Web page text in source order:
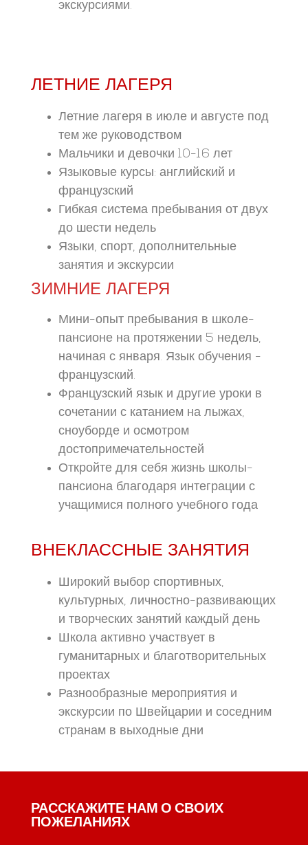
экскурсиями.
ЛЕТНИЕ ЛАГЕРЯ
Летние лагеря в июле и августе под
тем же руководством
Мальчики и девочки 10-16 лет
Языковые курсы: английский и
французский
Гибкая система пребывания от двух
до шести недель
Языки, спорт, дополнительные
занятия и экскурсии
ЗИМНИЕ ЛАГЕРЯ
Мини-опыт пребывания в школе-
пансионе на протяжении 5 недель,
начиная с января. Язык обучения -
французский.
Французский язык и другие уроки в
сочетании с катанием на лыжах,
сноуборде и осмотром
достопримечательностей
Откройте для себя жизнь школы-
пансиона благодаря интеграции с
учащимися полного учебного года
ВНЕКЛАССНЫЕ ЗАНЯТИЯ
Широкий выбор спортивных,
культурных, личностно-развивающих
и творческих занятий каждый день
Школа активно участвует в
гуманитарных и благотворительных
проектах
Разнообразные мероприятия и
экскурсии по Швейцарии и соседним
странам в выходные дни
РАССКАЖИТЕ НАМ О СВОИХ
ПОЖЕЛАНИЯХ